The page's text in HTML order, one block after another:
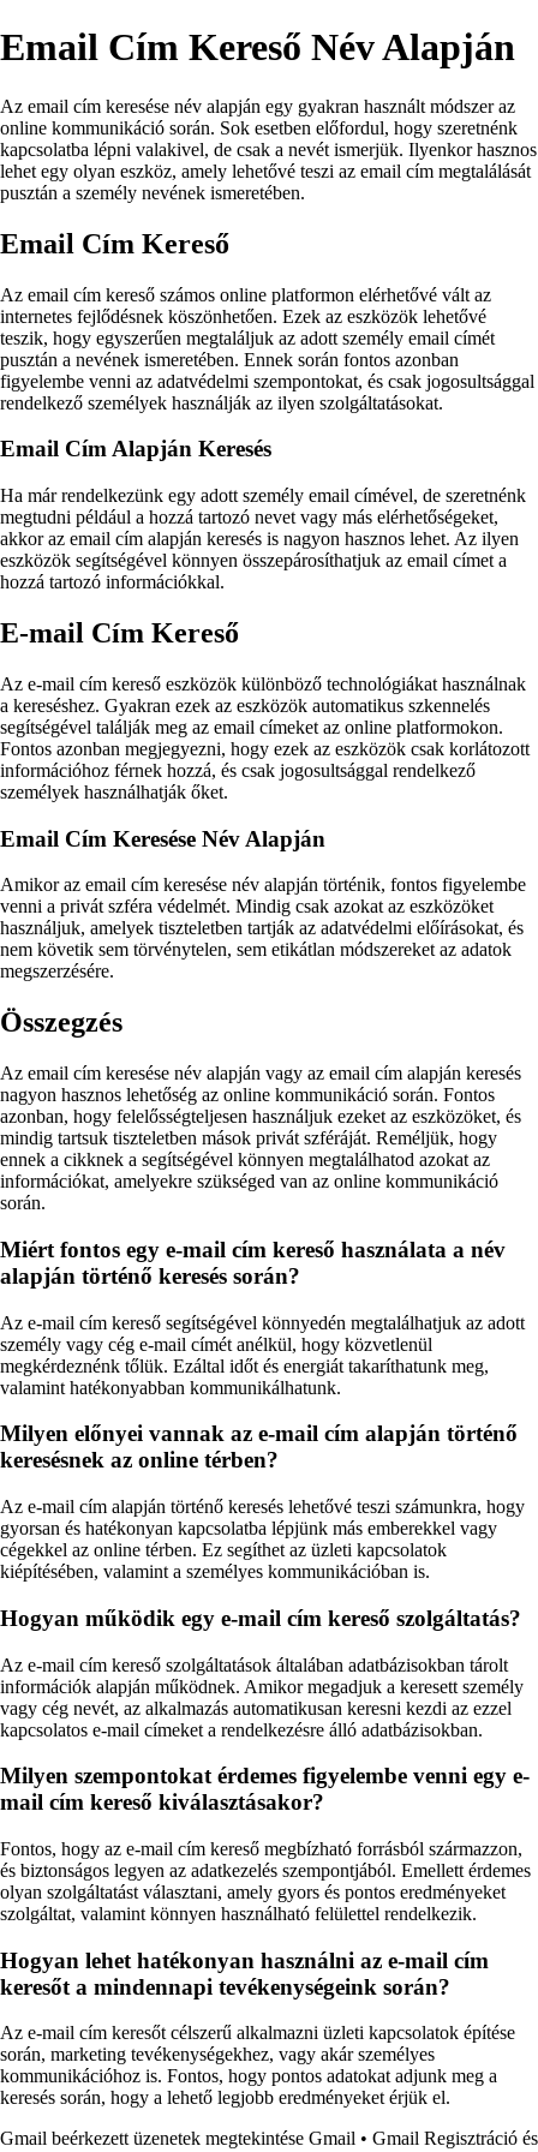
Email Cím Kereső Név Alapján
Az email cím keresése név alapján egy gyakran használt módszer az
online kommunikáció során. Sok esetben előfordul, hogy szeretnénk
kapcsolatba lépni valakivel, de csak a nevét ismerjük. Ilyenkor hasznos
lehet egy olyan eszköz, amely lehetővé teszi az email cím megtalálását
pusztán a személy nevének ismeretében.
Email Cím Kereső
Az email cím kereső számos online platformon elérhetővé vált az
internetes fejlődésnek köszönhetően. Ezek az eszközök lehetővé
teszik, hogy egyszerűen megtaláljuk az adott személy email címét
pusztán a nevének ismeretében. Ennek során fontos azonban
figyelembe venni az adatvédelmi szempontokat, és csak jogosultsággal
rendelkező személyek használják az ilyen szolgáltatásokat.
Email Cím Alapján Keresés
Ha már rendelkezünk egy adott személy email címével, de szeretnénk
megtudni például a hozzá tartozó nevet vagy más elérhetőségeket,
akkor az email cím alapján keresés is nagyon hasznos lehet. Az ilyen
eszközök segítségével könnyen összepárosíthatjuk az email címet a
hozzá tartozó információkkal.
E-mail Cím Kereső
Az e-mail cím kereső eszközök különböző technológiákat használnak
a kereséshez. Gyakran ezek az eszközök automatikus szkennelés
segítségével találják meg az email címeket az online platformokon.
Fontos azonban megjegyezni, hogy ezek az eszközök csak korlátozott
információhoz férnek hozzá, és csak jogosultsággal rendelkező
személyek használhatják őket.
Email Cím Keresése Név Alapján
Amikor az email cím keresése név alapján történik, fontos figyelembe
venni a privát szféra védelmét. Mindig csak azokat az eszközöket
használjuk, amelyek tiszteletben tartják az adatvédelmi előírásokat, és
nem követik sem törvénytelen, sem etikátlan módszereket az adatok
megszerzésére.
Összegzés
Az email cím keresése név alapján vagy az email cím alapján keresés
nagyon hasznos lehetőség az online kommunikáció során. Fontos
azonban, hogy felelősségteljesen használjuk ezeket az eszközöket, és
mindig tartsuk tiszteletben mások privát szféráját. Reméljük, hogy
ennek a cikknek a segítségével könnyen megtalálhatod azokat az
információkat, amelyekre szükséged van az online kommunikáció
során.
Miért fontos egy e-mail cím kereső használata a név
alapján történő keresés során?
Az e-mail cím kereső segítségével könnyedén megtalálhatjuk az adott
személy vagy cég e-mail címét anélkül, hogy közvetlenül
megkérdeznénk tőlük. Ezáltal időt és energiát takaríthatunk meg,
valamint hatékonyabban kommunikálhatunk.
Milyen előnyei vannak az e-mail cím alapján történő
keresésnek az online térben?
Az e-mail cím alapján történő keresés lehetővé teszi számunkra, hogy
gyorsan és hatékonyan kapcsolatba lépjünk más emberekkel vagy
cégekkel az online térben. Ez segíthet az üzleti kapcsolatok
kiépítésében, valamint a személyes kommunikációban is.
Hogyan működik egy e-mail cím kereső szolgáltatás?
Az e-mail cím kereső szolgáltatások általában adatbázisokban tárolt
információk alapján működnek. Amikor megadjuk a keresett személy
vagy cég nevét, az alkalmazás automatikusan keresni kezdi az ezzel
kapcsolatos e-mail címeket a rendelkezésre álló adatbázisokban.
Milyen szempontokat érdemes figyelembe venni egy e-
mail cím kereső kiválasztásakor?
Fontos, hogy az e-mail cím kereső megbízható forrásból származzon,
és biztonságos legyen az adatkezelés szempontjából. Emellett érdemes
olyan szolgáltatást választani, amely gyors és pontos eredményeket
szolgáltat, valamint könnyen használható felülettel rendelkezik.
Hogyan lehet hatékonyan használni az e-mail cím
keresőt a mindennapi tevékenységeink során?
Az e-mail cím keresőt célszerű alkalmazni üzleti kapcsolatok építése
során, marketing tevékenységekhez, vagy akár személyes
kommunikációhoz is. Fontos, hogy pontos adatokat adjunk meg a
keresés során, hogy a lehető legjobb eredményeket érjük el.
Gmail beérkezett üzenetek megtekintése Gmail • Gmail Regisztráció és